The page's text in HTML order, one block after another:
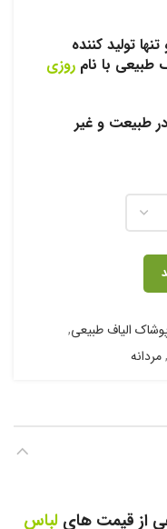
تولید کننده
با نام روزی
طبیعت و غیر
الیاف طبیعی,
,مردانه
از قیمت های لباس